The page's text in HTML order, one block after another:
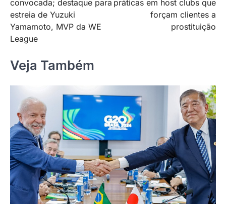
Post
convocada; destaque para
estreia de Yuzuki
Yamamoto, MVP da WE
League
práticas em host clubs que
forçam clientes a
prostituição
Veja Também